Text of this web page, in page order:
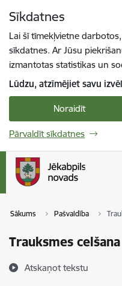
Sīkdatnes
Lai šī tīmekļvietne
sīkdatnes. Ar Jūsu
izmantotas statistikas un
Lūdzu, atzīmējiet savu
Noraidīt
Pārvaldīt sīkdatnes
Sākums Pašvaldība
Trauksmes celšana
Atskaņot tekstu